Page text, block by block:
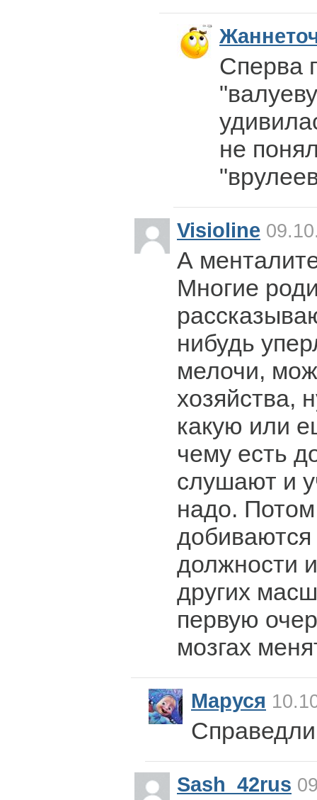
Сперва
не
Visioline
А
Многие
нибудь
мелочи,
хозяйства,
какую или
чему есть
слушают и
надо.
должности
других
первую
мозгах
Маруся
Sash_42rus